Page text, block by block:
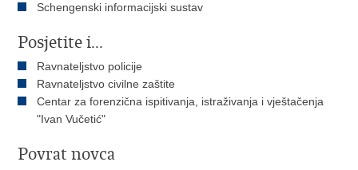
Schengenski informacijski sustav
Posjetite i...
Ravnateljstvo policije
Ravnateljstvo civilne zaštite
Centar za forenzična ispitivanja, istraživanja i vještačenja
"Ivan Vučetić"
Povrat novca